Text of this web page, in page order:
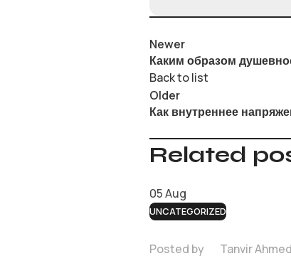
Newer
Каким образом
Back to list
Older
Как внутреннее
Related
05Aug
UNCATEGORIZED
Posted by Tanvir Ahmed